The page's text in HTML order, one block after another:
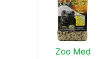
Zoo Med